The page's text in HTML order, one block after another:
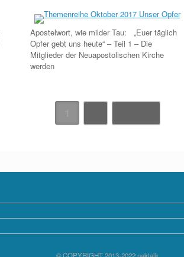
Apostelwort, wie milder Tau: „Euer täglich
Opfer gebt uns heute“ – Teil 1 – Die
Mitglieder der Neuapostolischen Kirche
werden
© COPYRIGHT 2013-2022 naktalk